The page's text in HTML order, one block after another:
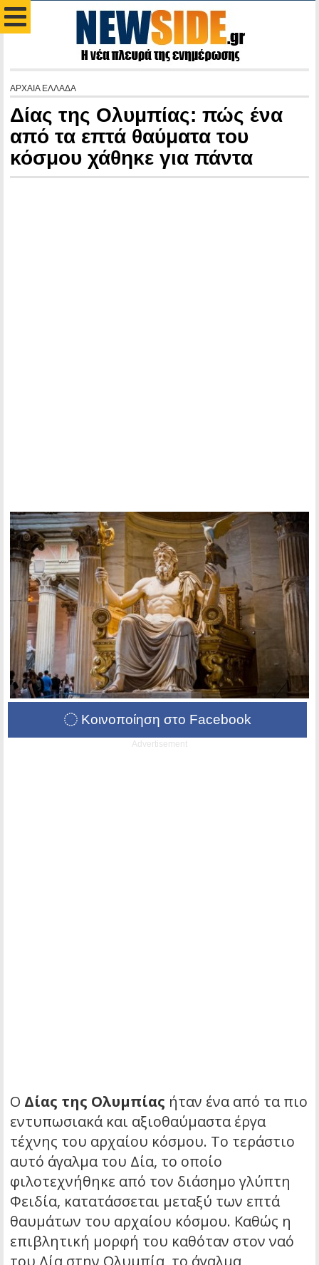
ΑΡΧΑΙΑ ΕΛΛΑΔΑ
Δίας της Ολυμπίας: πώς ένα
από τα επτά θαύματα του
κόσμου χάθηκε για πάντα
Κοινοποίηση στο Facebook
Advertisement
Ο Δίας της Ολυμπίας ήταν ένα από τα πιο
εντυπωσιακά και αξιοθαύμαστα έργα
τέχνης του αρχαίου κόσμου. Το τεράστιο
αυτό άγαλμα του Δία, το οποίο
φιλοτεχνήθηκε από τον διάσημο γλύπτη
Φειδία, κατατάσσεται μεταξύ των επτά
θαυμάτων του αρχαίου κόσμου. Καθώς η
επιβλητική μορφή του καθόταν στον ναό